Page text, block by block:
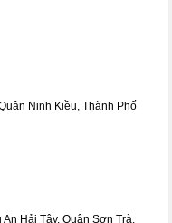
Ninh Kiều, Thành Phố
Hải Tây, Quận Sơn Trà,